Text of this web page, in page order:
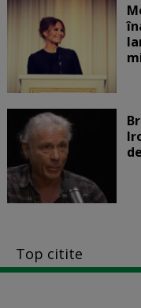
Top citite